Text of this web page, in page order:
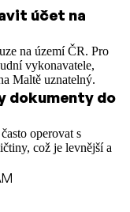
účet na
na území ČR. Pro
vykonavatele,
Maltě uznatelný.
dokumenty do
operovat s
což je levnější a